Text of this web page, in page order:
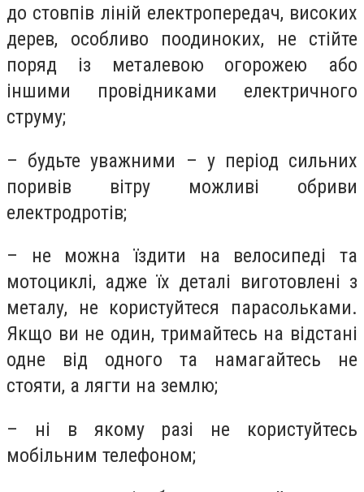
до стовпів ліній електропередач, високих
дерев, особливо поодиноких, не стійте
поряд із металевою огорожею або
іншими провідниками електричного
струму;
– будьте уважними – у період сильних
поривів вітру можливі обриви
електродротів;
– не можна їздити на велосипеді та
мотоциклі, адже їх деталі виготовлені з
металу, не користуйтеся парасольками.
Якщо ви не один, тримайтесь на відстані
одне від одного та намагайтесь не
стояти, а лягти на землю;
– ні в якому разі не користуйтесь
мобільним телефоном;